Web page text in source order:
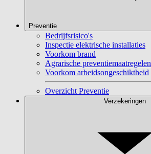
Preventie
Bedrijfsrisico's
Inspectie elektrische installaties
Voorkom brand
Agrarische preventiemaatregelen
Voorkom arbeidsongeschiktheid
Overzicht Preventie
Verzekeringen